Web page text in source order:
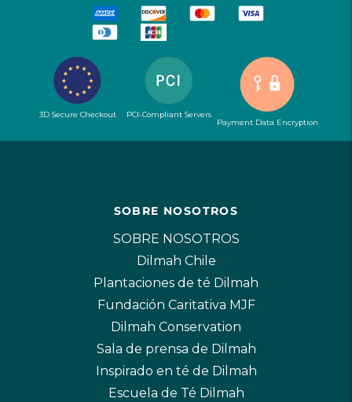
3D Secure Checkout
PCI-Compliant Servers
Payment Data Encryption
SOBRE NOSOTROS
SOBRE NOSOTROS
Dilmah Chile
Plantaciones de té Dilmah
Fundación Caritativa MJF
Dilmah Conservation
Sala de prensa de Dilmah
Inspirado en té de Dilmah
Escuela de Té Dilmah